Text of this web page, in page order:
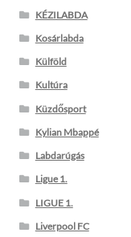
KÉZILABDA
Kosárlabda
Külföld
Kultúra
Küzdősport
Kylian Mbappé
Labdarúgás
Ligue 1.
LIGUE 1.
Liverpool FC